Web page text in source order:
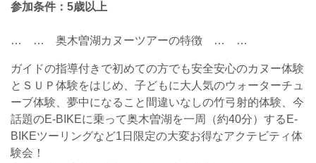
参加条件：5歳以上
… … 奥木曽湖カヌーツアーの特徴 … …
ガイドの指導付きで初めての方でも安全安心のカヌー体験
とＳＵＰ体験をはじめ、子どもに大人気のウォーターチュ
ーブ体験、夢中になること間違いなしの竹弓射的体験、今
話題のE-BIKEに乗って奥木曽湖を一周（約40分）するE-
BIKEツーリングなど1日限定の大変お得なアクテビティ体
験会！